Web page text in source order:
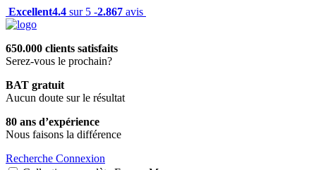
Excellent4.4 sur 5 -2.867 avis
650.000 clients satisfaits
Serez-vous le prochain?
BAT gratuit
Aucun doute sur le résultat
80 ans d’expérience
Nous faisons la différence
Recherche Connexion